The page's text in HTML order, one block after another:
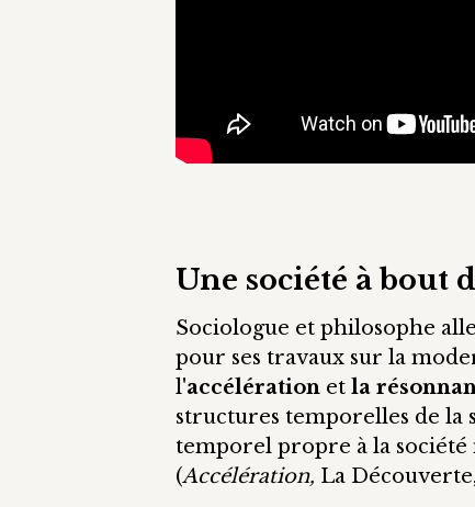
Une société à bout
Sociologue et philosophe
pour ses travaux sur la
l'accélération et la
structures temporelles de
temporel propre à la
(Accélération, La